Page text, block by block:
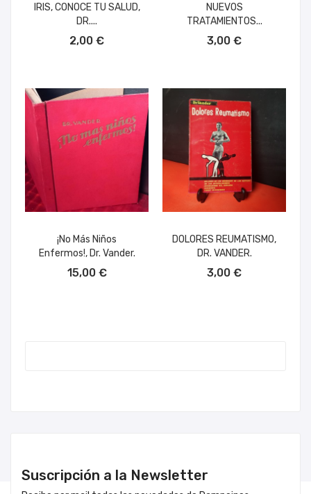
IRIS, CONOCE TU SALUD,
DR....
2,00 €
NUEVOS
TRATAMIENTOS...
3,00 €
¡No Más Niños
Enfermos!, Dr. Vander.
15,00 €
DOLORES REUMATISMO,
DR. VANDER.
3,00 €
Suscripción a la Newsletter